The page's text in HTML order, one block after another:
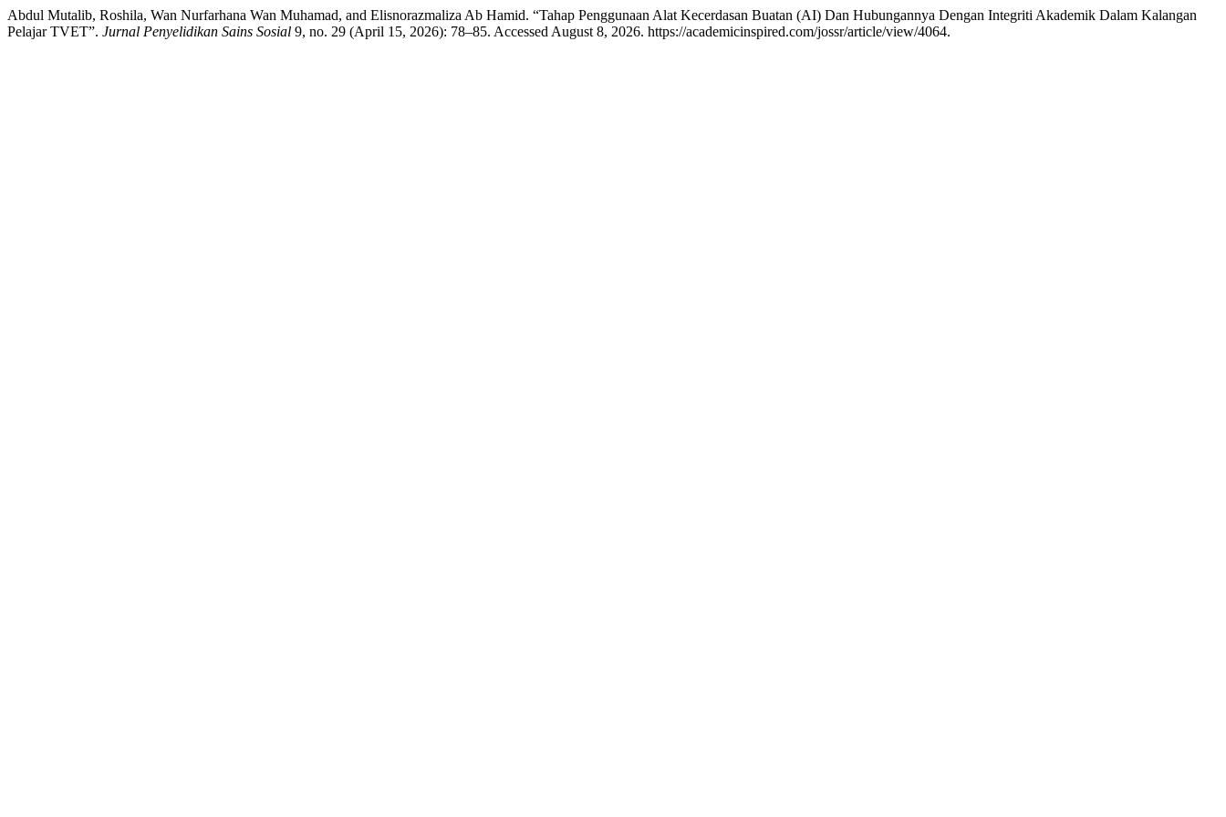
Abdul Mutalib, Roshila, Wan Nurfarhana Wan Muhamad, and Elisnorazmaliza Ab Hamid. “Tahap Penggunaan Alat Kecerdasan Buatan (AI) Dan Hubungannya Dengan Integriti Akademik Dalam Kalangan
Pelajar TVET”. Jurnal Penyelidikan Sains Sosial 9, no. 29 (April 15, 2026): 78–85. Accessed August 8, 2026. https://academicinspired.com/jossr/article/view/4064.